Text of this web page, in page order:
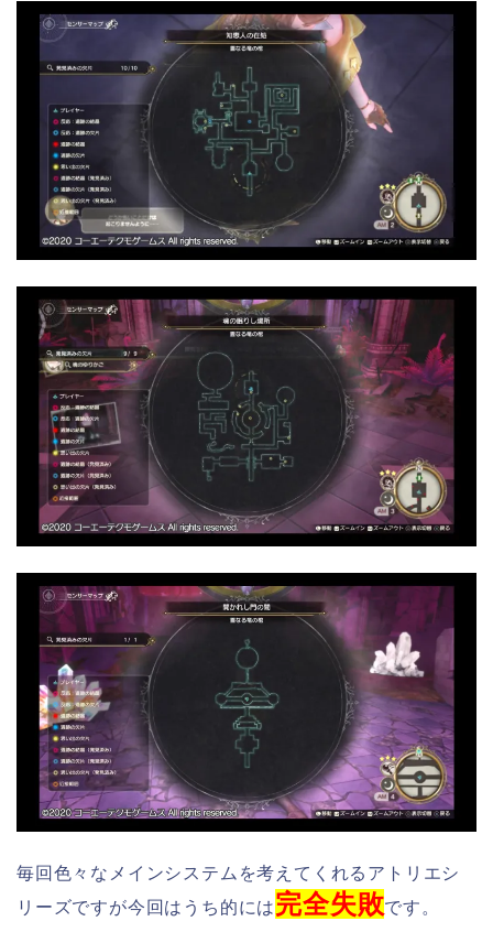
毎回色々なメインシステムを考えてくれるアトリエシ
リーズですが今回はうち的には完全失敗です。